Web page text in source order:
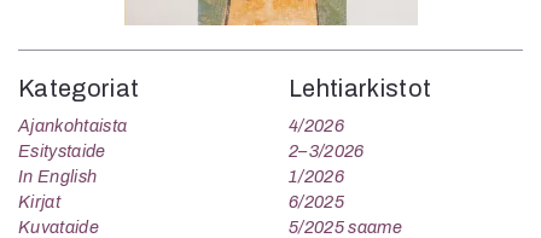
Kategoriat
Ajankohtaista
Esitystaide
In English
Kirjat
Kuvataide
Lehtiarkistot
4/2026
2–3/2026
1/2026
6/2025
5/2025 saame